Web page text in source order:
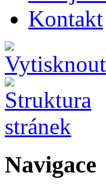
Kontakt
Navigace